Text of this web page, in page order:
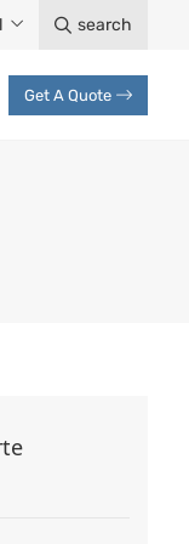
search
Get A Quote